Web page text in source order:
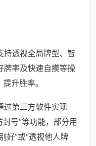
持透视全局牌型、智
牌率及快速自摸等操
升胜率。
过第三方软件实现
封号”等功能，部分用
好”或“透视他人牌